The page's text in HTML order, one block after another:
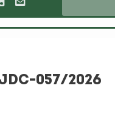
057/2026